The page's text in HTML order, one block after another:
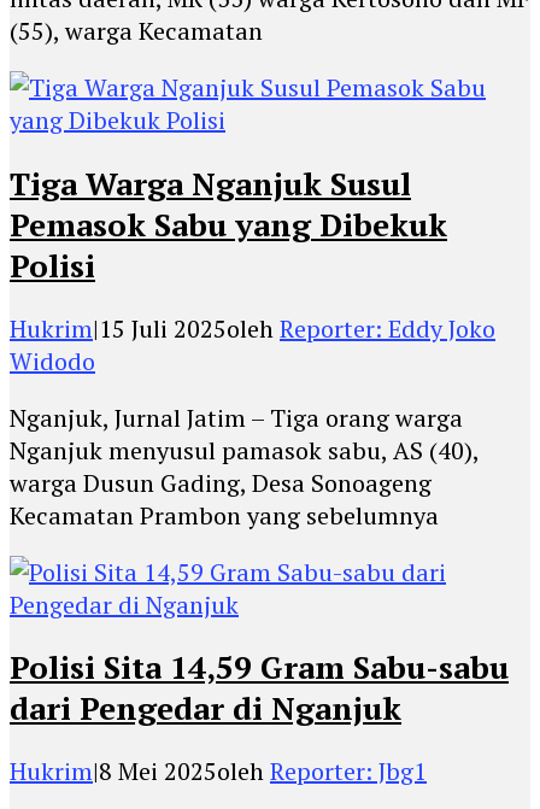
(55), warga Kecamatan
Tiga Warga Nganjuk Susul
Pemasok Sabu yang Dibekuk
Polisi
Hukrim|15 Juli 2025olehReporter: Eddy Joko
Widodo
Nganjuk, Jurnal Jatim – Tiga orang warga
Nganjuk menyusul pamasok sabu, AS (40),
warga Dusun Gading, Desa Sonoageng
Kecamatan Prambon yang sebelumnya
Polisi Sita 14,59 Gram Sabu-sabu
dari Pengedar di Nganjuk
Hukrim|8 Mei 2025olehReporter: Jbg1